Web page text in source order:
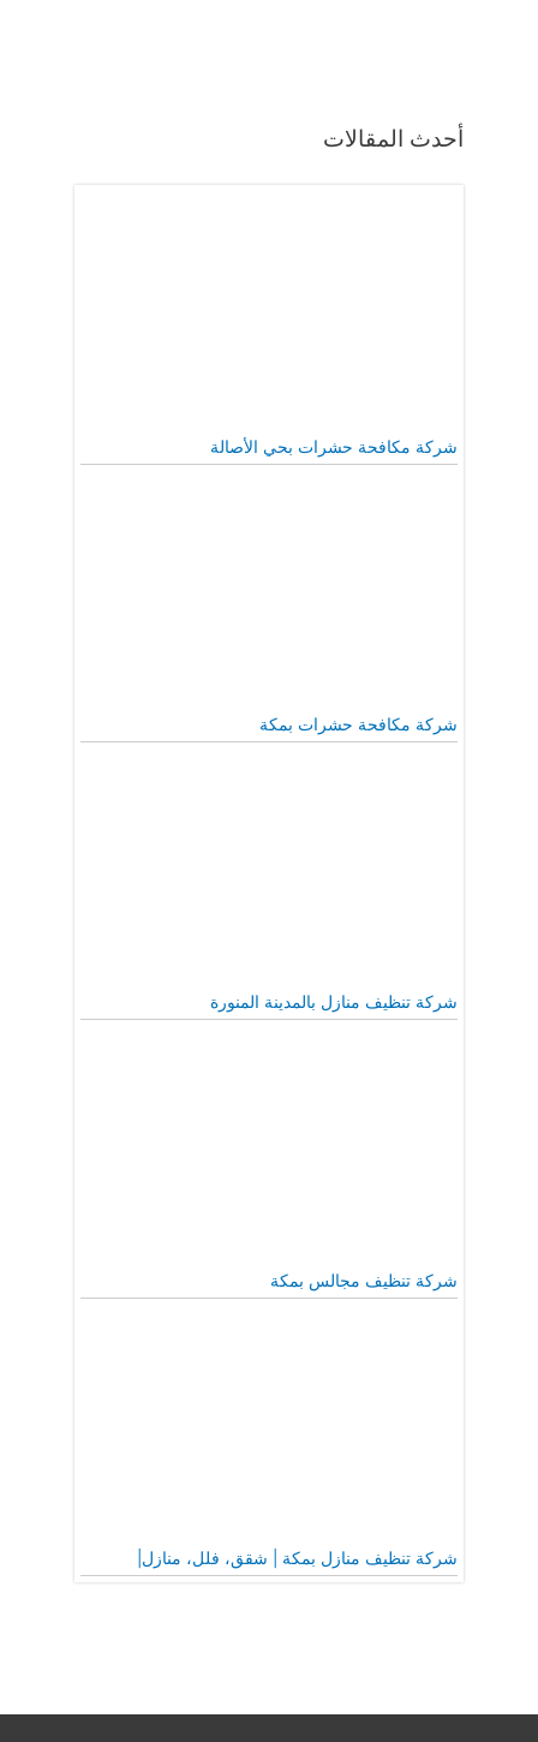
أحدث المقالات
شركة مكافحة حشرات بحي الأصالة
شركة مكافحة حشرات بمكة
شركة تنظيف منازل بالمدينة المنورة
شركة تنظيف مجالس بمكة
شركة تنظيف منازل بمكة | شقق، فلل، منازل|